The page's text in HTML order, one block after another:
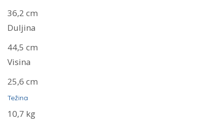
36,2 cm
Duljina
44,5 cm
Visina
25,6 cm
Težina
10,7 kg